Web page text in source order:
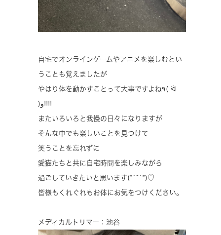
自宅でオンラインゲームやアニメを楽しむとい
うことも覚えましたが
やはり体を動かすことって大事ですよね٩( ᐛ
)و!!!!
またいろいろと我慢の日々になりますが
そんな中でも楽しいことを見つけて
笑うことを忘れずに
愛猫たちと共に自宅時間を楽しみながら
過ごしていきたいと思います(*´˘`*)♡
皆様もくれぐれもお体にお気をつけください。
メディカルトリマー；池谷